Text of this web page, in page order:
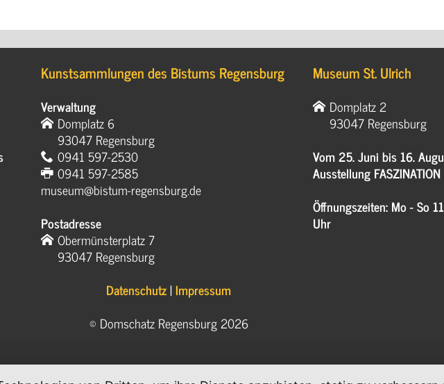
Kunstsammlungen des Bistums Regensburg
Verwaltung
Domplatz 6
93047 Regensburg
0941 597-2530
0941 597-2585
museum@bistum-regensburg.de
Postadresse
Obermünsterplatz 7
93047 Regensburg
Museum St. Ulrich
Domplatz 2
93047 Regensburg
Vom 25. Juni bis 16.
Ausstellung
Öffnungszeiten: Mo - So
Uhr
Datenschutz|Impressum
© Domschatz Regensburg 2026